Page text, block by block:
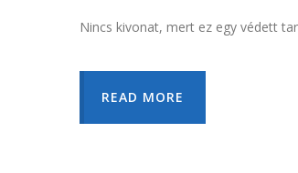
Nincs kivonat, mert ez egy védett
READ MORE